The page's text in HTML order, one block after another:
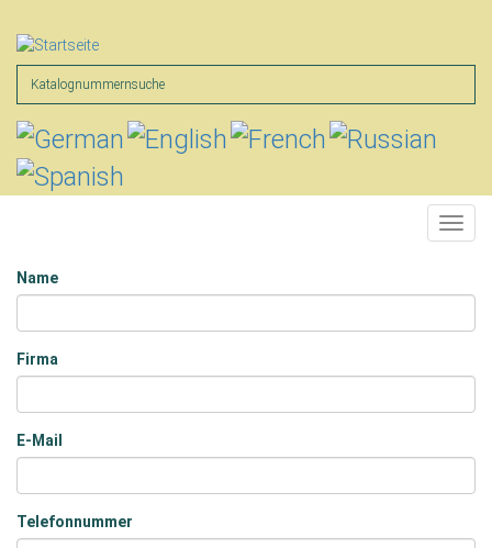
zum
Inhalt
Name
Name
Firma
E-Mail
Telefonnummer